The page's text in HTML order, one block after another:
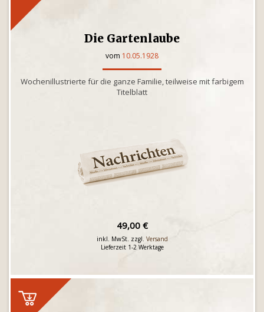
Die Gartenlaube
vom 10.05.1928
Wochenillustrierte für die ganze Familie, teilweise mit farbigem
Titelblatt
49,00 €
inkl. MwSt. zzgl. Versand
Lieferzeit 1-2 Werktage